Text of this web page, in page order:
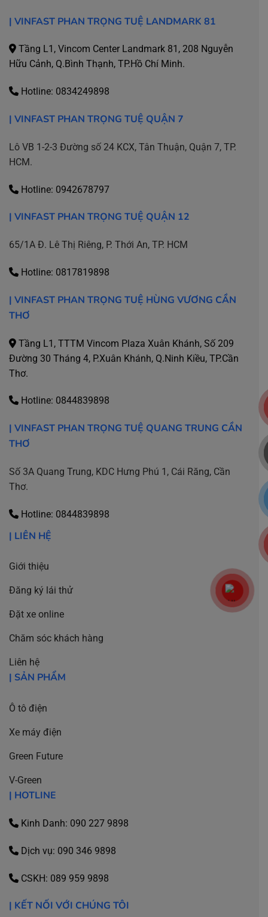
| VINFAST PHAN TRỌNG TUỆ LANDMARK 81
Tầng L1, Vincom Center Landmark 81, 208 Nguyễn
Hữu Cảnh, Q.Bình Thạnh, TP.Hồ Chí Minh.
Hotline: 0834249898
| VINFAST PHAN TRỌNG TUỆ QUẬN 7
Lô VB 1-2-3 Đường số 24 KCX, Tân Thuận, Quận 7, TP.
HCM.
Hotline: 0942678797
| VINFAST PHAN TRỌNG TUỆ QUẬN 12
65/1A Đ. Lê Thị Riêng, P. Thới An, TP. HCM
Hotline: 0817819898
| VINFAST PHAN TRỌNG TUỆ HÙNG VƯƠNG CẦN
THƠ
Tầng L1, TTTM Vincom Plaza Xuân Khánh, Số 209
Đường 30 Tháng 4, P.Xuân Khánh, Q.Ninh Kiều, TP.Cần
Thơ.
Hotline: 0844839898
| VINFAST PHAN TRỌNG TUỆ QUANG TRUNG CẦN
THƠ
Số 3A Quang Trung, KDC Hưng Phú 1, Cái Răng, Cần
Thơ.
Hotline: 0844839898
| LIÊN HỆ
Giới thiệu
Đăng ký lái thử
Đặt xe online
Chăm sóc khách hàng
Liên hệ
| SẢN PHẨM
Ô tô điện
Xe máy điện
Green Future
V-Green
| HOTLINE
Kinh Danh: 090 227 9898
Dịch vụ: 090 346 9898
CSKH: 089 959 9898
| KẾT NỐI VỚI CHÚNG TÔI